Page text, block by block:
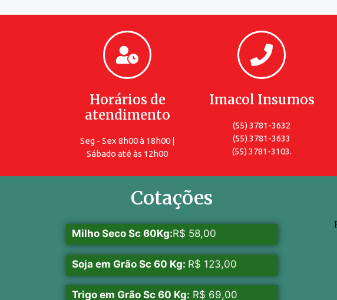
Horários de
atendimento
Seg - Sex 8h00 à 18h00 |
Sábado até às 12h00
Imacol Insumos
(55) 3781-3632
(55) 3781-3633
(55) 3781-3103.
Cotações
Milho Seco Sc 60Kg:R$ 58,00
Soja em Grão Sc 60 Kg: R$ 123,00
Trigo em Grão Sc 60 Kg: R$ 69,00